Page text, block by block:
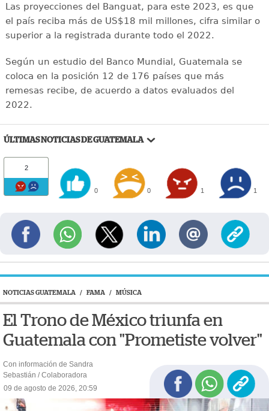
Las proyecciones del Banguat, para este 2023, es que
el país reciba más de US$18 mil millones, cifra similar o
superior a la registrada durante todo el 2022.
Según un estudio del Banco Mundial, Guatemala se
coloca en la posición 12 de 176 países que más
remesas recibe, de acuerdo a datos evaluados del
2022.
ÚLTIMAS NOTICIAS DE GUATEMALA
2
0 0 1 1
NOTICIAS GUATEMALA / FAMA / MÚSICA
El Trono de México triunfa en
Guatemala con "Prometiste volver"
Con información de Sandra
Sebastián / Colaboradora
09 de agosto de 2026, 20:59